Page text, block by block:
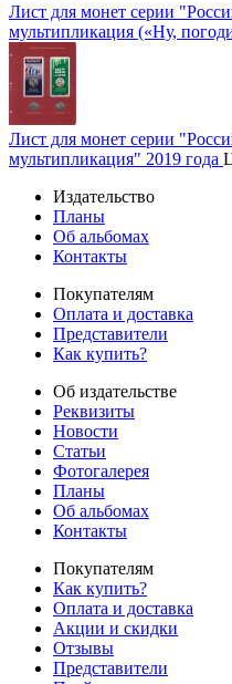
Лист для монет серии
мультипликация («Ну,
Лист для монет серии
мультипликация" 2019 года
Издательство
Планы
Об альбомах
Контакты
Покупателям
Оплата и доставка
Представители
Как купить?
Об издательстве
Реквизиты
Новости
Статьи
Фотогалерея
Планы
Об альбомах
Контакты
Покупателям
Как купить?
Оплата и доставка
Акции и скидки
Отзывы
Представители